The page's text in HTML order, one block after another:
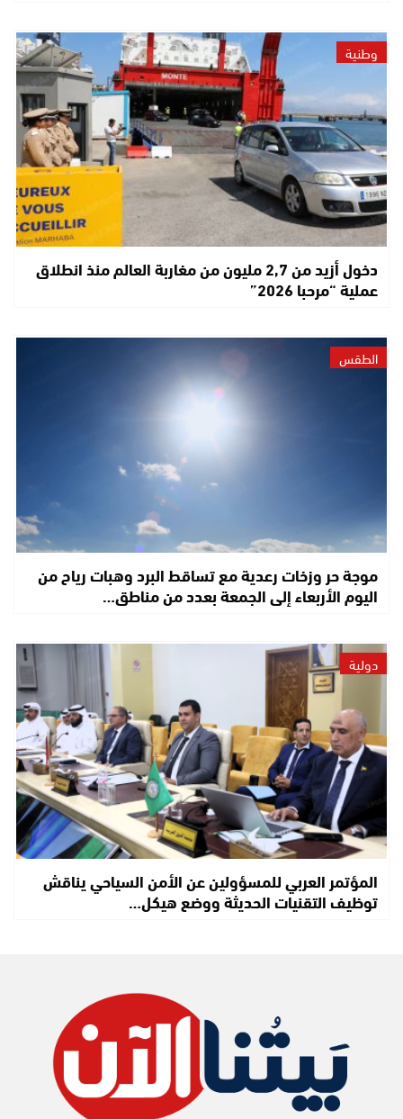
وطنية
دخول أزيد من 2,7 مليون من مغاربة العالم منذ انطلاق
عملية “مرحبا 2026”
الطقس
موجة حر وزخات رعدية مع تساقط البرد وهبات رياح من
اليوم الأربعاء إلى الجمعة بعدد من مناطق…
دولية
المؤتمر العربي للمسؤولين عن الأمن السياحي يناقش
توظيف التقنيات الحديثة ووضع هيكل…